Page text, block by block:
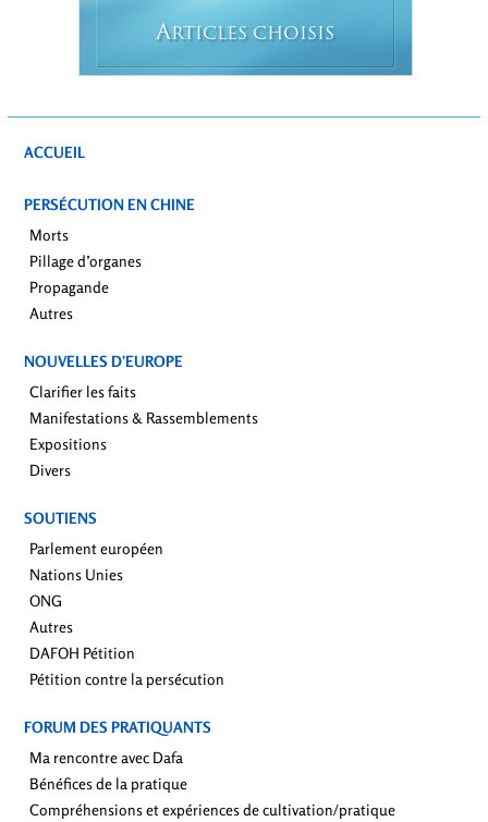
ARTICLES CHOISIS
ACCUEIL
PERSÉCUTION EN CHINE
Morts
Pillage d’organes
Propagande
Autres
NOUVELLES D’EUROPE
Clarifier les faits
Manifestations & Rassemblements
Expositions
Divers
SOUTIENS
Parlement européen
Nations Unies
ONG
Autres
DAFOH Pétition
Pétition contre la persécution
FORUM DES PRATIQUANTS
Ma rencontre avec Dafa
Bénéfices de la pratique
Compréhensions et expériences de cultivation/pratique